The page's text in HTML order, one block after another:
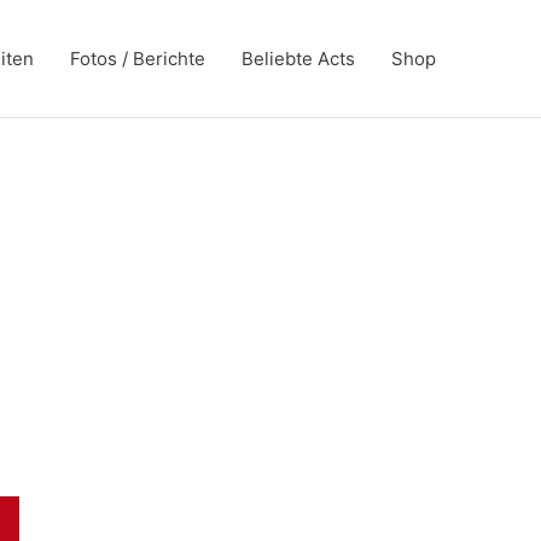
Fotos / Berichte Beliebte Acts Shop